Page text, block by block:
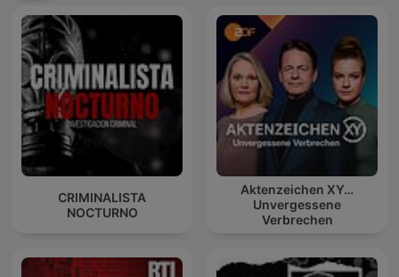
CRIMINALISTA
NOCTURNO
Aktenzeichen XY…
Unvergessene
Verbrechen